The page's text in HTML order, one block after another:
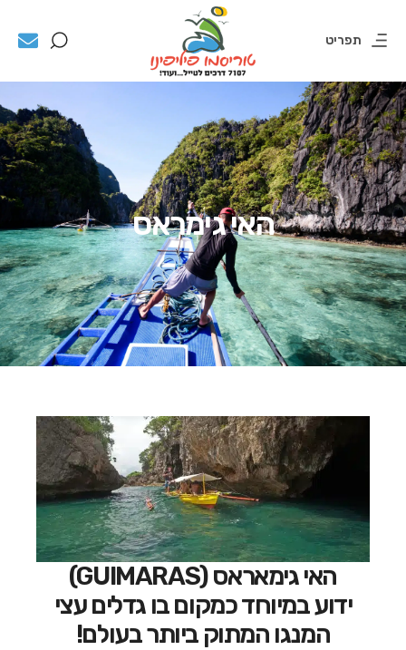
תפריט
האי גימראס
האי גימאראס (GUIMARAS)
ידוע במיוחד כמקום בו גדלים עצי
המנגו המתוק ביותר בעולם!